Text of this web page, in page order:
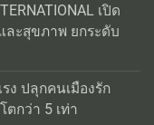
เปิด
ละสุขภาพ ยกระดับ
ง ปลุกคนเมืองรัก
กว่า 5 เท่า